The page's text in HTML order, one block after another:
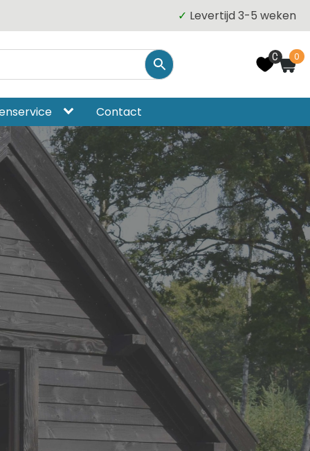
✓ Levertijd 3-5 weken
0 0
Contact